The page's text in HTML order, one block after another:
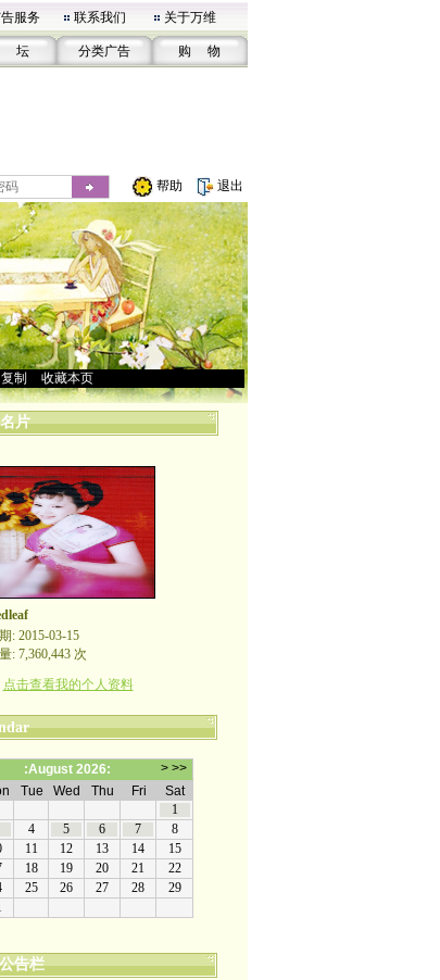
服务 联系我们 关于万维
坛 分类广告 购 物
帮助 退出
复制 收藏本页
片
: 2015-03-15
: 7,360,443 次
点击查看我的个人资料
告栏